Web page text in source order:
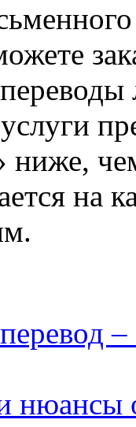
на
нюансы